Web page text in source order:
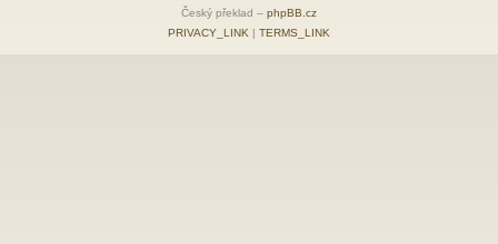
Český překlad – phpBB.cz
PRIVACY_LINK | TERMS_LINK